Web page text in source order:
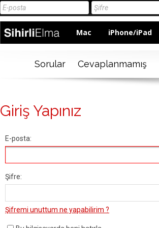
Mac iPhone/iPad
Sorular Cevaplanmamış
Giriş Yapınız
E-posta:
Şifre:
Şifremi unuttum ne yapabilirim ?